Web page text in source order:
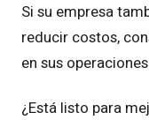
Si su empresa
reducir costos,
en sus
¿Está listo para